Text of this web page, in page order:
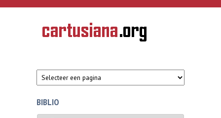
Overslaan en naar de inhoud gaan
CARTUSIANA
Geschiedenis
van de
BIBLIO